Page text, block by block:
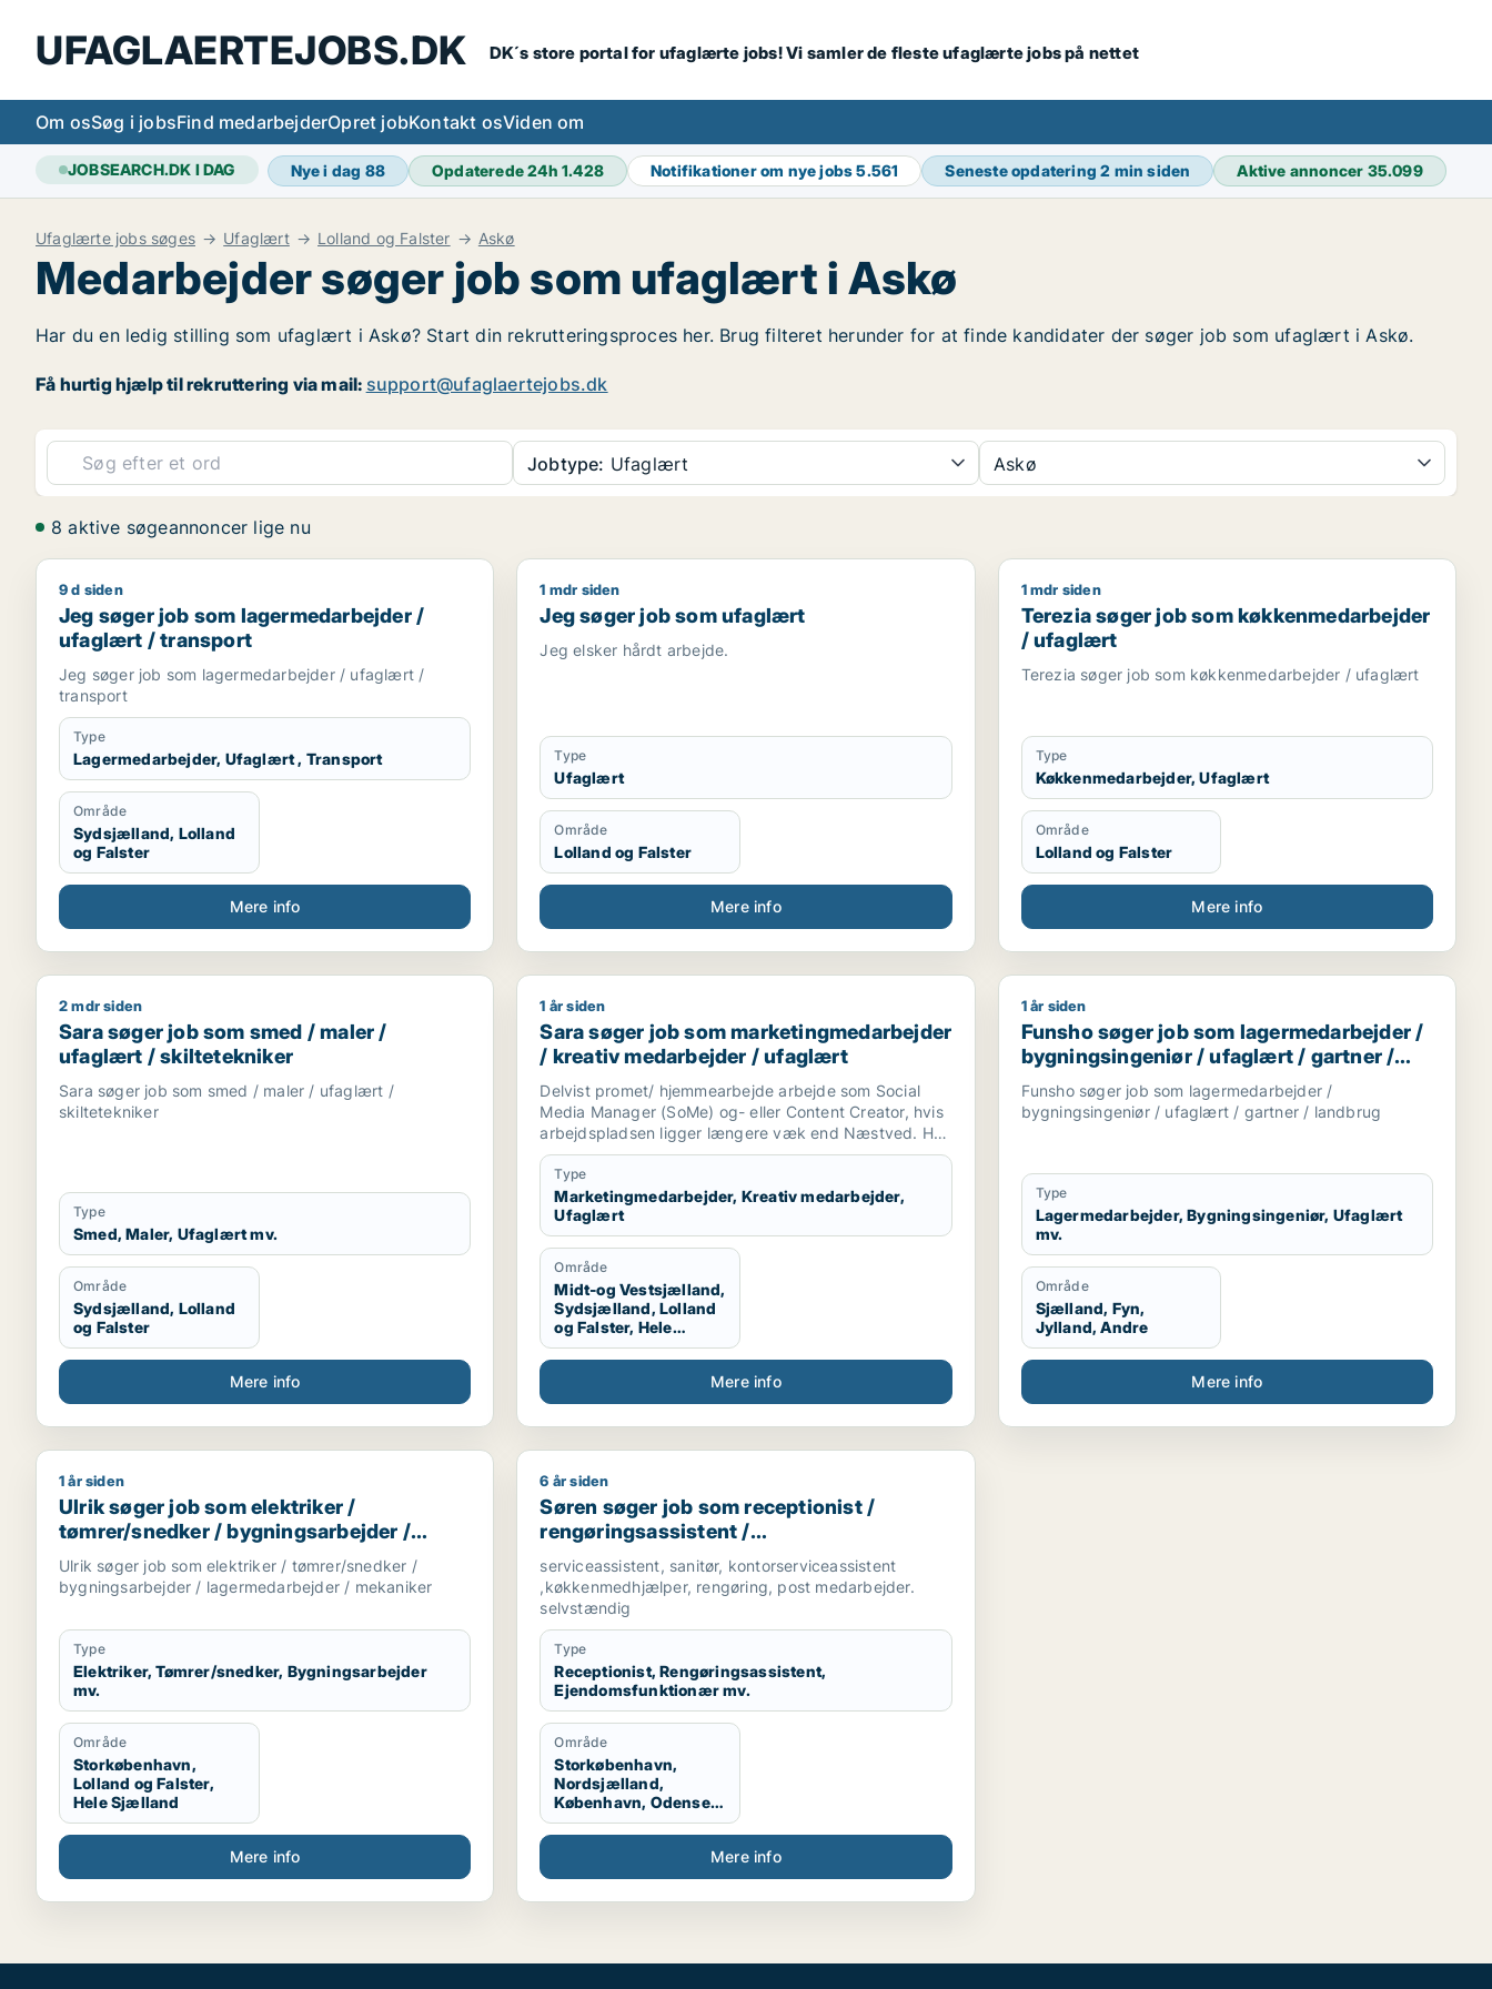
UFAGLAERTEJOBS.DK DK´s store portal for ufaglærte jobs! Vi samler de fleste ufaglærte jobs på nettet
Om osSøg i jobsFind medarbejderOpret jobKontakt osViden om
JOBSEARCH.DK I DAG Nye i dag 88 Opdaterede 24h1.428 Notifikationer om nye jobs5.561 Seneste opdatering2 min siden Aktive annoncer 35.099
Ufaglærte jobs søges Ufaglært Lolland og Falster Askø
Medarbejder søger job som ufaglært i Askø
Har du en ledig stilling som ufaglært i Askø? Start din rekrutteringsproces her. Brug filteret herunder for at finde kandidater der søger job som ufaglært i Askø.
Få hurtig hjælp til rekruttering via mail: support@ufaglaertejobs.dk
Jobtype: Ufaglært Askø
8 aktive søgeannoncer lige nu
Jeg søger job som lagermedarbejder / ufaglært / transport
9 d siden
Jeg søger job som lagermedarbejder /
ufaglært / transport
Jeg søger job som lagermedarbejder / ufaglært /
transport
Type
Lagermedarbejder, Ufaglært , Transport
Område
Sydsjælland, Lolland
og Falster
Mere info
Jeg søger job som ufaglært
1 mdr siden
Jeg søger job som ufaglært
Jeg elsker hårdt arbejde.
Type
Ufaglært
Område
Lolland og Falster
Mere info
Terezia søger job som køkkenmedarbejder / ufaglært
1 mdr siden
Terezia søger job som køkkenmedarbejder
/ ufaglært
Terezia søger job som køkkenmedarbejder / ufaglært
Type
Køkkenmedarbejder, Ufaglært
Område
Lolland og Falster
Mere info
Sara søger job som smed / maler / ufaglært / skiltetekniker
2 mdr siden
Sara søger job som smed / maler /
ufaglært / skiltetekniker
Sara søger job som smed / maler / ufaglært /
skiltetekniker
Type
Smed, Maler, Ufaglært mv.
Område
Sydsjælland, Lolland
og Falster
Mere info
Sara søger job som marketingmedarbejder / kreativ medarbejder / ufaglært
1 år siden
Sara søger job som marketingmedarbejder
/ kreativ medarbejder / ufaglært
Delvist promet/ hjemmearbejde arbejde som Social
Media Manager (SoMe) og- eller Content Creator, hvis
arbejdspladsen ligger længere væk end Næstved. Har
en søn på 7 hveranden uge.
Kompetencer:
- Certifikat fra kurser som Content Creator gennem
HomeyMedia og Online UGC Academy.
- Canva
- Office
- Outlook
- Kundeservice
- Mine kompetencer fra stilling som projektkoordinator
Type
Marketingmedarbejder, Kreativ medarbejder,
Ufaglært
Område
Midt-og Vestsjælland,
Sydsjælland, Lolland
og Falster, Hele
Sjælland
Mere info
Funsho søger job som lagermedarbejder /
1 år siden
Funsho søger job som lagermedarbejder /
bygningsingeniør / ufaglært / gartner /
landbrug
Funsho søger job som lagermedarbejder /
bygningsingeniør / ufaglært / gartner / landbrug
Type
Lagermedarbejder, Bygningsingeniør, Ufaglært
mv.
Område
Sjælland, Fyn,
Jylland, Andre
Mere info
Ulrik søger job som elektriker / tømrer/snedker / bygningsarbejder / lagermedarbejder / mekaniker
1 år siden
Ulrik søger job som elektriker /
tømrer/snedker / bygningsarbejder /
lagermedarbejder / mekaniker
Ulrik søger job som elektriker / tømrer/snedker /
bygningsarbejder / lagermedarbejder / mekaniker
Type
Elektriker, Tømrer/snedker, Bygningsarbejder
mv.
Område
Storkøbenhavn,
Lolland og Falster,
Hele Sjælland
Mere info
Søren søger job som receptionist / rengøringsassistent / ejendomsfunktionær / bud / køkkenmedarbejder
6 år siden
Søren søger job som receptionist /
rengøringsassistent /
ejendomsfunktionær / bud /
køkkenmedarbejder
serviceassistent, sanitør, kontorserviceassistent
,køkkenmedhjælper, rengøring, post medarbejder.
selvstændig
Type
Receptionist, Rengøringsassistent,
Ejendomsfunktionær mv.
Område
Storkøbenhavn,
Nordsjælland,
København, Odense,
Midt-og Vestsjælland,
Sydsjælland, Lolland
Mere info